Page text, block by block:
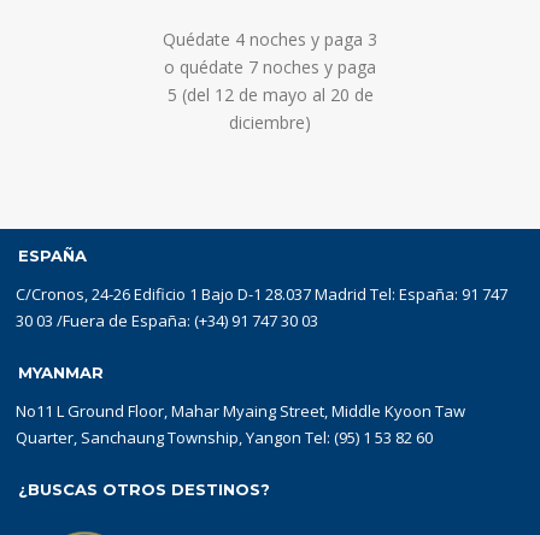
Quédate 4 noches y paga 3
o quédate 7 noches y paga
5 (del 12 de mayo al 20 de
diciembre)
ESPAÑA
C/Cronos, 24-26 Edificio 1 Bajo D-1 28.037 Madrid Tel: España: 91 747
30 03 /Fuera de España: (+34) 91 747 30 03
MYANMAR
No11 L Ground Floor, Mahar Myaing Street, Middle Kyoon Taw
Quarter, Sanchaung Township, Yangon Tel: (95) 1 53 82 60
¿BUSCAS OTROS DESTINOS?